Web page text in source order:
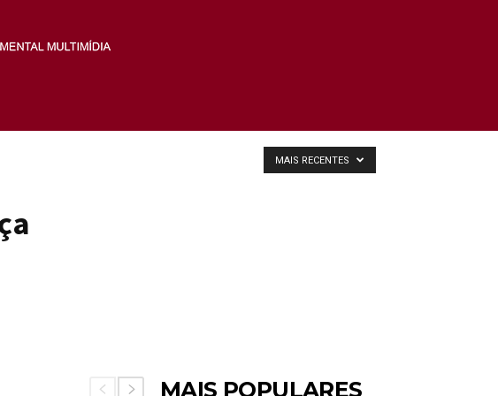
MAIS RECENTES
MAIS POPULARES